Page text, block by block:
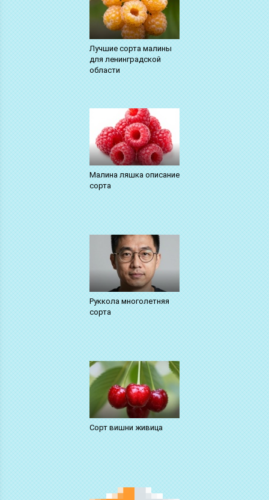
Лучшие сорта малины
для ленинградской
области
Малина ляшка описание
сорта
Руккола многолетняя
сорта
Сорт вишни живица